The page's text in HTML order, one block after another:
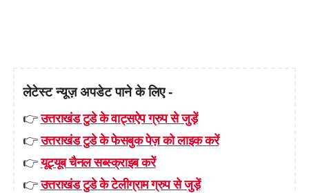
लेटेस्ट न्यूज़ अपडेट पाने के लिए -
👉उत्तराखंड टुडे के वाट्सऐप ग्रुप से जुड़ें
👉उत्तराखंड टुडे के फेसबुक पेज़ को लाइक करें
👉यूट्यूब चैनल सब्स्क्राइब करें
👉उत्तराखंड टुडे के टेलीग्राम ग्रुप से जुड़ें